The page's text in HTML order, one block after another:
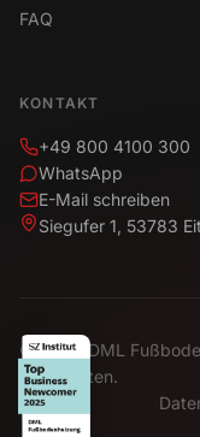
FAQ
KONTAKT
+49 800 4100 300
WhatsApp
E-Mail schreiben
Siegufer 1, 53783
© 2026 DML
vorbehalten.